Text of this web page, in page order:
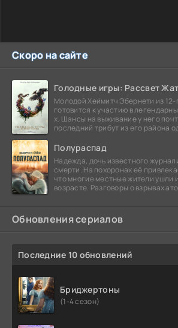
Скоро на сайте
Голодные игры: Рассвет
Молодой Хеймитч Эбернети из 12-
готовится к участию в
х. Шансы на выживание у него
последний трибут из его района
Полураспад
Надежда, дочь известного
смерти. На похоронах её
что многие местные жители ушли
возрасте. Разговоры о взрывах
Обновления сериалов
Последние 10 обновлений
Бриджертоны
(1-4 сезон)